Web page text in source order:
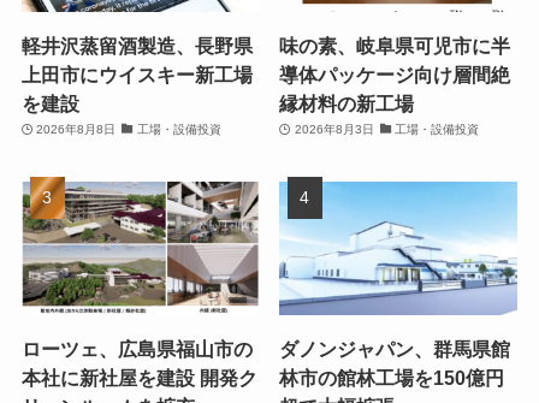
軽井沢蒸留酒製造、長野県
上田市にウイスキー新工場
を建設
2026年8月8日 工場・設備投資
味の素、岐阜県可児市に半
導体パッケージ向け層間絶
縁材料の新工場
2026年8月3日 工場・設備投資
ローツェ、広島県福山市の
本社に新社屋を建設 開発ク
ダノンジャパン、群馬県館
林市の館林工場を150億円